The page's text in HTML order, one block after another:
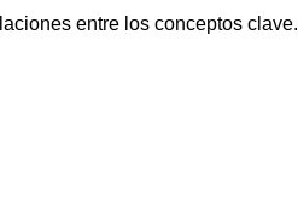
entre los conceptos clave.